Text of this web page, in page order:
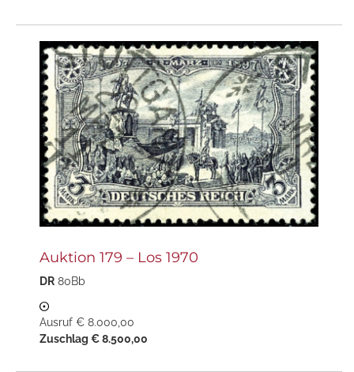
Auktion 179 – Los 1970
DR 80Bb
Ausruf € 8.000,00
Zuschlag € 8.500,00